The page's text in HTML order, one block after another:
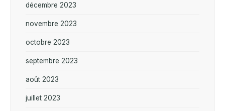
décembre 2023
novembre 2023
octobre 2023
septembre 2023
août 2023
juillet 2023